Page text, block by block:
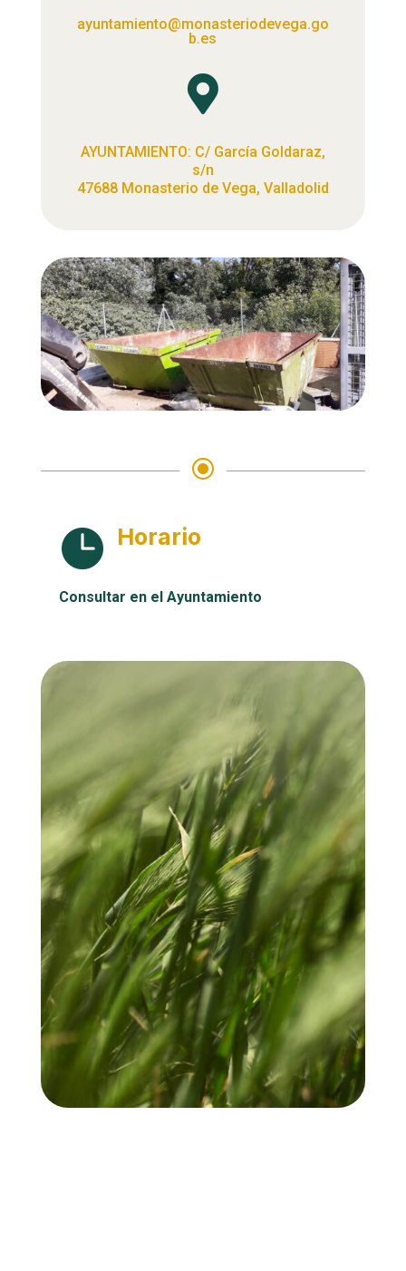
ayuntamiento@monasteriodevega.go
b.es

AYUNTAMIENTO: C/ García Goldaraz,
s/n
47688 Monasterio de Vega, Valladolid
\
 Horario
Consultar en el Ayuntamiento